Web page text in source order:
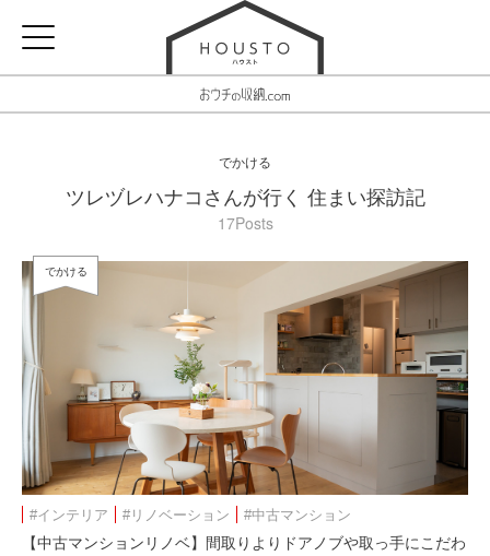
でかける
ツレヅレハナコさんが行く 住まい探訪記
17Posts
でかける
#インテリア #リノベーション #中古マンション
【中古マンションリノベ】間取りよりドアノブや取っ手にこだわ